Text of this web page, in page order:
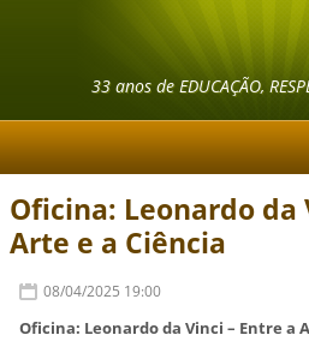
33 anos de EDUCAÇÃO,
Oficina: Leonardo da
Arte e a Ciência
08/04/2025 19:00
Oficina: Leonardo da Vinci – Entre a